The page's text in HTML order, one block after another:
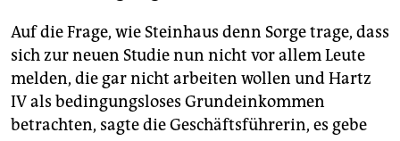
Auf die Frage, wie Steinhaus denn Sorge trage, dass
sich zur neuen Studie nun nicht vor allem Leute
melden, die gar nicht arbeiten wollen und Hartz
IV als bedingungsloses Grundeinkommen
betrachten, sagte die Geschäftsführerin, es gebe